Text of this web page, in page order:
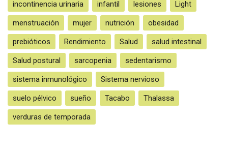
incontinencia urinaria infantil lesiones Light
menstruación mujer nutrición obesidad
prebióticos Rendimiento Salud salud intestinal
Salud postural sarcopenia sedentarismo
sistema inmunológico Sistema nervioso
suelo pélvico sueño Tacabo Thalassa
verduras de temporada